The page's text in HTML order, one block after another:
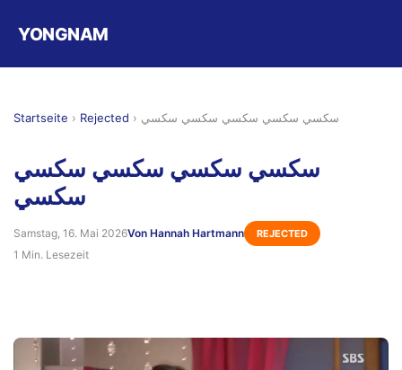
YONGNAM
Startseite › Rejected › سكسي سكسي سكسي سكسي سكسي
سكسي سكسي سكسي سكسي
سكسي
Samstag, 16. Mai 2026Von Hannah Hartmann REJECTED
1 Min. Lesezeit